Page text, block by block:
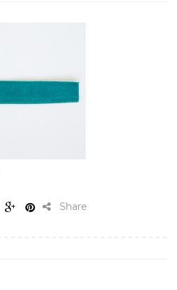
Share